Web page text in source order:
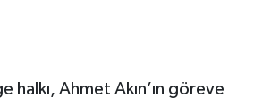
halkı, Ahmet Akın’ın göreve